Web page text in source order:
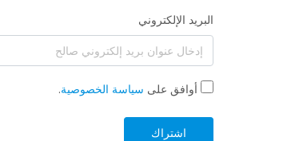
البريد الإلكتروني
أوافق على سياسة الخصوصية.
اشتراك